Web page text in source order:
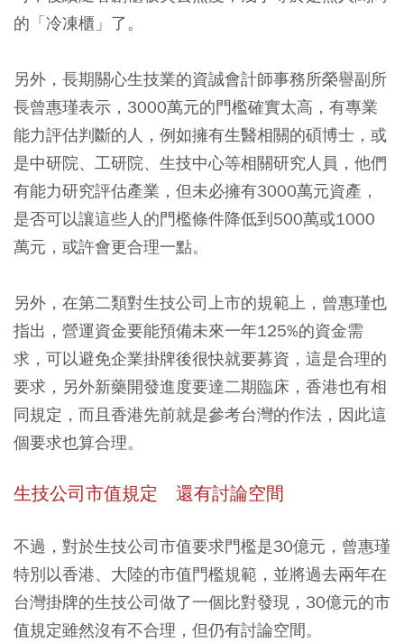
的「冷凍櫃」了。
另外，長期關心生技業的資誠會計師事務所榮譽副所
長曾惠瑾表示，3000萬元的門檻確實太高，有專業
能力評估判斷的人，例如擁有生醫相關的碩博士，或
是中研院、工研院、生技中心等相關研究人員，他們
有能力研究評估產業，但未必擁有3000萬元資產，
是否可以讓這些人的門檻條件降低到500萬或1000
萬元，或許會更合理一點。
另外，在第二類對生技公司上市的規範上，曾惠瑾也
指出，營運資金要能預備未來一年125%的資金需
求，可以避免企業掛牌後很快就要募資，這是合理的
要求，另外新藥開發進度要達二期臨床，香港也有相
同規定，而且香港先前就是參考台灣的作法，因此這
個要求也算合理。
生技公司市值規定 還有討論空間
不過，對於生技公司市值要求門檻是30億元，曾惠瑾
特別以香港、大陸的市值門檻規範，並將過去兩年在
台灣掛牌的生技公司做了一個比對發現，30億元的市
值規定雖然沒有不合理，但仍有討論空間。